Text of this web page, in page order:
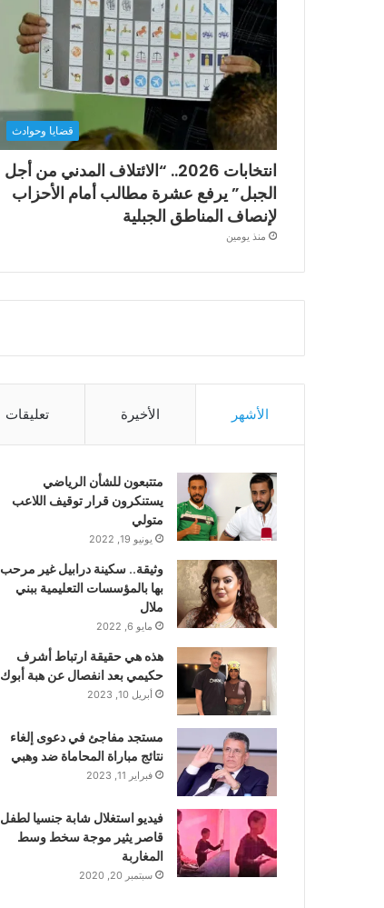
قضايا وحوادث
انتخابات 2026.. “الائتلاف المدني من أجل
الجبل” يرفع عشرة مطالب أمام الأحزاب
لإنصاف المناطق الجبلية
منذ يومين
الأشهر الأخيرة تعليقات
متتبعون للشأن الرياضي
يستنكرون قرار توقيف اللاعب
متولي
يونيو 19, 2022
وثيقة.. سكينة درابيل غير مرحب
بها بالمؤسسات التعليمية ببني
ملال
مايو 6, 2022
هذه هي حقيقة ارتباط أشرف
حكيمي بعد انفصال عن هبة أبوك
أبريل 10, 2023
مستجد مفاجئ في دعوى إلغاء
نتائج مباراة المحاماة ضد وهبي
فبراير 11, 2023
فيديو استغلال شابة جنسيا لطفل
قاصر يثير موجة سخط وسط
المغاربة
سبتمبر 20, 2020